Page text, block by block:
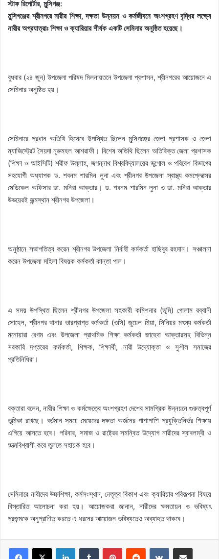
স্টাফ রিপোর্টার, মুন্সিগঞ্জ:
মুন্সিগঞ্জের শ্রীনগরে নারীর শিক্ষা, দক্ষতা উন্নয়ন ও কর্মজীবনে অংশগ্রহণ বৃদ্ধির লক্ষ্যে
নারীর অগ্রযাত্রাঃ শিক্ষা ও ক্যারিয়ার শীর্ষক একটি সেমিনার অনুষ্ঠিত হয়েছে।
বুধবার (২৪ জুন) উপজেলা পরিষদ মিলনায়তনে উপজেলা প্রশাসন, শ্রীনগরের আয়োজনে এ
সেমিনার অনুষ্ঠিত হয়।
সেমিনারে প্রধান অতিথি হিসেবে উপস্থিত ছিলেন মুন্সিগঞ্জের জেলা প্রশাসক ও জেলা
ম্যাজিস্ট্রেট সৈয়দা নূরুমহল আশরাফী। বিশেষ অতিথি ছিলেন অতিরিক্ত জেলা প্রশাসক
(শিক্ষা ও আইসিটি) শরীফ উল্লাহ, জগন্নাথ বিশ্ববিদ্যালয়ের ভূগোল ও পরিবেশ বিভাগের
সহযোগী অধ্যাপক ড. শবনম শারমিন লুনা এবং শ্রীনগর উপজেলা স্বাস্থ্য কমপ্লেক্সের
মেডিকেল অফিসার ডা. মনিরা আক্তার। ড. শবনম শারমিন লুনা ও ডা. মনিরা আক্তার
উভয়েরই জন্মস্থান শ্রীনগর উপজেলা।
অনুষ্ঠানে সভাপতিত্ব করেন শ্রীনগর উপজেলা নির্বাহী কর্মকর্তা হাছিবুর রহমান। সঞ্চালনা
করেন উপজেলা মহিলা বিষয়ক কর্মকর্তা কান্তা পাল।
এ সময় উপস্থিত ছিলেন শ্রীনগর উপজেলা সহকারী কমিশনার (ভূমি) গোলাম রব্বানী
সোহেল, শ্রীনগর থানার ভারপ্রাপ্ত কর্মকর্তা (ওসি) জুয়েল মিয়া, সিনিয়র মৎস্য কর্মকর্তা
মনোয়ারা বেগম এবং উপজেলা প্রাথমিক শিক্ষা কর্মকর্তা জাহেদা আক্তারসহ বিভিন্ন
সরকারি দপ্তরের কর্মকর্তা, শিক্ষক, শিক্ষার্থী, নারী উদ্যোক্তা ও সুশীল সমাজের
প্রতিনিধিরা।
বক্তারা বলেন, নারীর শিক্ষা ও কর্মক্ষেত্রে অংশগ্রহণ দেশের সামগ্রিক উন্নয়নে গুরুত্বপূর্ণ
ভূমিকা রাখছে। বর্তমান সময়ে মেয়েদের দক্ষতা অর্জনের পাশাপাশি প্রযুক্তিনির্ভর শিক্ষায়
এগিয়ে আসতে হবে। পরিবার, সমাজ ও রাষ্ট্রের সমন্বিত উদ্যোগ নারীদের স্বাবলম্বী ও
আত্মবিশ্বাসী করে তুলতে সহায়ক হবে।
সেমিনারে নারীদের উচ্চশিক্ষা, কর্মসংস্থান, নেতৃত্ব বিকাশ এবং ক্যারিয়ার পরিকল্পনা বিষয়ে
বিস্তারিত আলোচনা করা হয়। আয়োজকরা জানান, নারীদের ক্ষমতায়ন ও ভবিষ্যৎ
প্রজন্মকে অনুপ্রাণিত করতে এ ধরনের আয়োজন ভবিষ্যতেও অব্যাহত থাকবে।
LinkedInTumblr PinterestReddit VKontakteShare via Email